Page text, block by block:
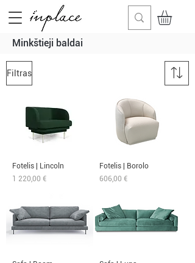
Minkštieji baldai
Filtras
Fotelis | Lincoln
Kaina
1 220,00 €
Fotelis | Borolo
Kaina
606,00 €